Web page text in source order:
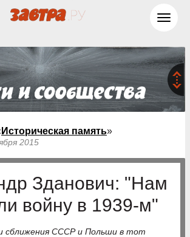
Историческая память»
2015
Зданович: "Нам
войну в 1939-м"
сближения СССР и Польши в тот